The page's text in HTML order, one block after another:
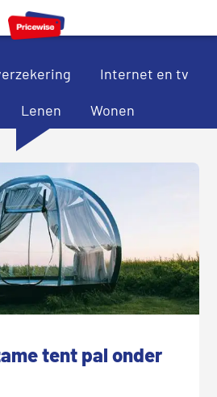
Internet en tv
Lenen Wonen
tent pal onder